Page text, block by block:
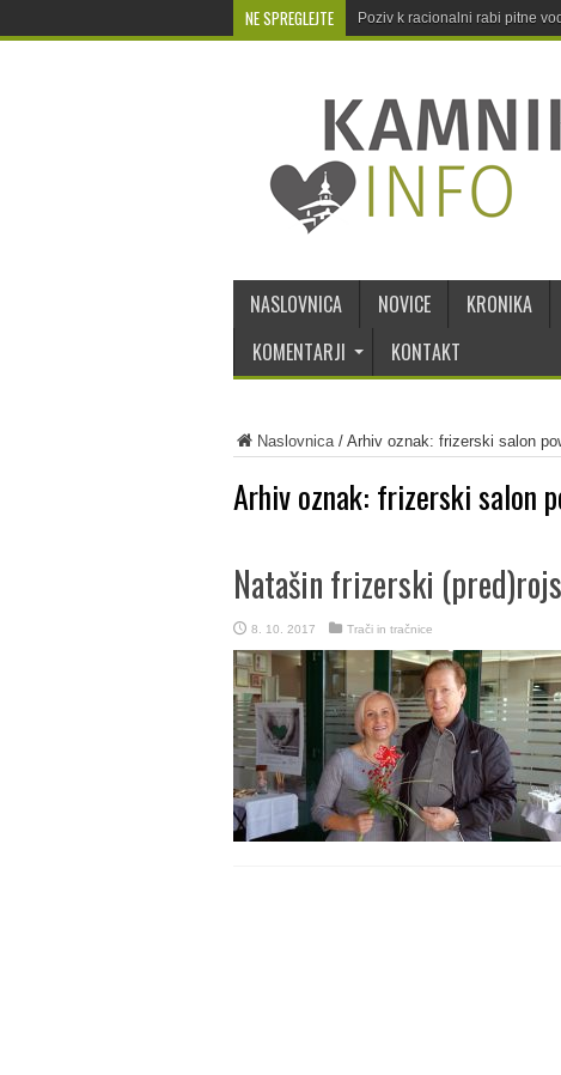
NE SPREGLEJTE Poziv k racionalni rabi pitne
NASLOVNICA NOVICE KRONIKA
KOMENTARJI
KONTAKT
Naslovnica/ Arhiv oznak: frizerski salon
Arhiv oznak: frizerski salon
Natašin frizerski
8. 10. 2017 Trači in tračnice